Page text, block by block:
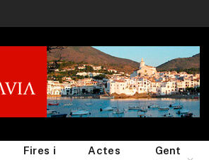
Fires i
Actes
Gent